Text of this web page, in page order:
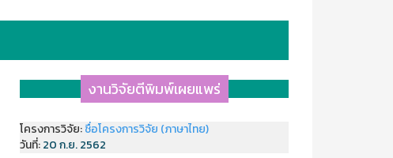
งานวิจัยตีพิมพ์เผยแพร่
โครงการวิจัย:ชื่อโครงการวิจัย (ภาษาไทย)
วันที่:20 ก.ย. 2562